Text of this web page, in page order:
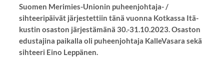
Suomen Merimies-Unionin puheenjohtaja- /
sihteeripäivät järjestettiin tänä vuonna Kotkassa Itä-
kustin osaston järjestämänä 30.-31.10.2023. Osaston
edustajina paikalla oli puheenjohtaja KalleVasara sekä
sihteeri Eino Leppänen.